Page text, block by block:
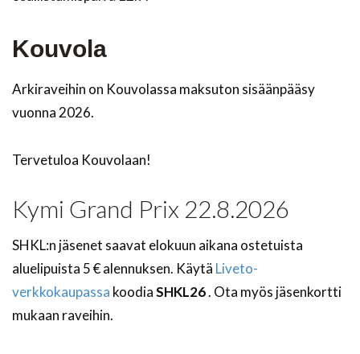
Kouvola
Arkiraveihin on Kouvolassa maksuton sisäänpääsy
vuonna 2026.
Tervetuloa Kouvolaan!
Kymi Grand Prix 22.8.2026
SHKL:n jäsenet saavat elokuun aikana ostetuista
aluelipuista 5 € alennuksen. Käytä Liveto-
verkkokaupassa koodiaSHKL26. Ota myös jäsenkortti
mukaan raveihin.